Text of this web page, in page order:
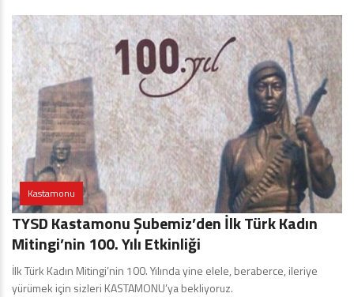
Kastamonu
TYSD Kastamonu Şubemiz’den İlk Türk Kadın
Mitingi’nin 100. Yılı Etkinliği
İlk Türk Kadın Mitingi’nin 100. Yılında yine elele, beraberce, ileriye
yürümek için sizleri KASTAMONU’ya bekliyoruz.